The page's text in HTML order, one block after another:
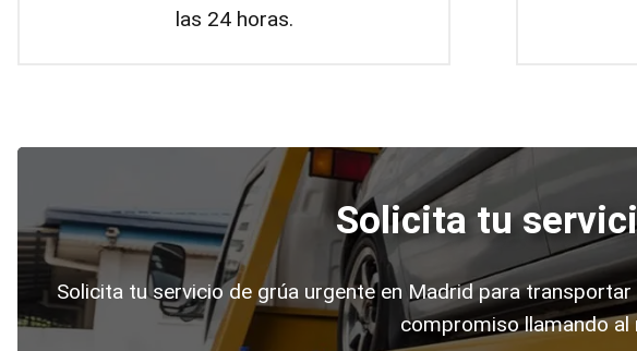
las 24 horas.
Solicita tu
Solicita tu servicio de grúa urgente en Madrid para
compromiso llamando al